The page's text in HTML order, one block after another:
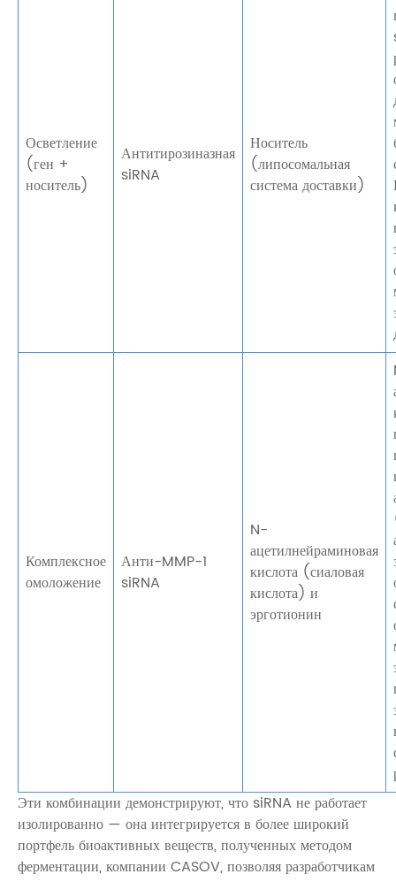
Осветление
(ген +
носитель)
Антитирозиназная
siRNA
Носитель
(липосомальная
система доставки)
Комплексное
омоложение
Анти-MMP-1
siRNA
N-
ацетилнейраминовая
кислота (сиаловая
кислота) и
эрготионин
Эти комбинации демонстрируют, что siRNA не работает
изолированно — она интегрируется в более широкий
портфель биоактивных веществ, полученных методом
ферментации, компании CASOV, позволяя разработчикам